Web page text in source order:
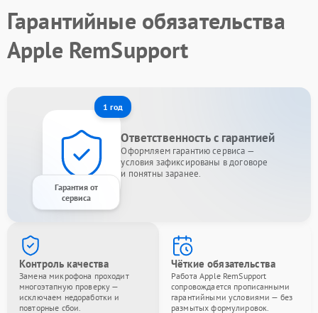
Гарантийные обязательства
Apple RemSupport
1 год
Гарантия от
сервиса
Ответственность с гарантией
Оформляем гарантию сервиса —
условия зафиксированы в договоре
и понятны заранее.
Контроль качества
Замена микрофона проходит
многоэтапную проверку —
исключаем недоработки и
повторные сбои.
Чёткие обязательства
Работа Apple RemSupport
сопровождается прописанными
гарантийными условиями — без
размытых формулировок.